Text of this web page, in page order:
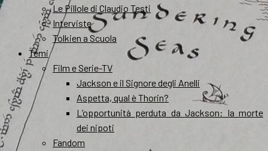
Le Pillole di Claudio Testi
Interviste
Tolkien a Scuola
Temi
Film e Serie-TV
Jackson e il Signore degli Anelli
Aspetta, qual è Thorin?
L’opportunità perduta da Jackson: la morte
dei nipoti
Fandom